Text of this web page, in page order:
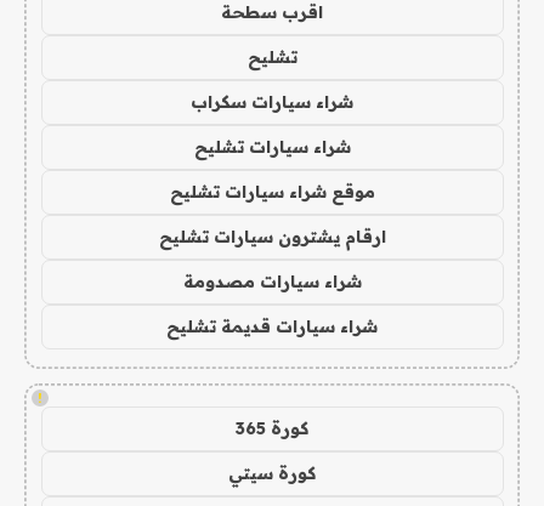
اقرب سطحة
تشليح
شراء سيارات سكراب
شراء سيارات تشليح
موقع شراء سيارات تشليح
ارقام يشترون سيارات تشليح
شراء سيارات مصدومة
شراء سيارات قديمة تشليح
!
كورة 365
كورة سيتي